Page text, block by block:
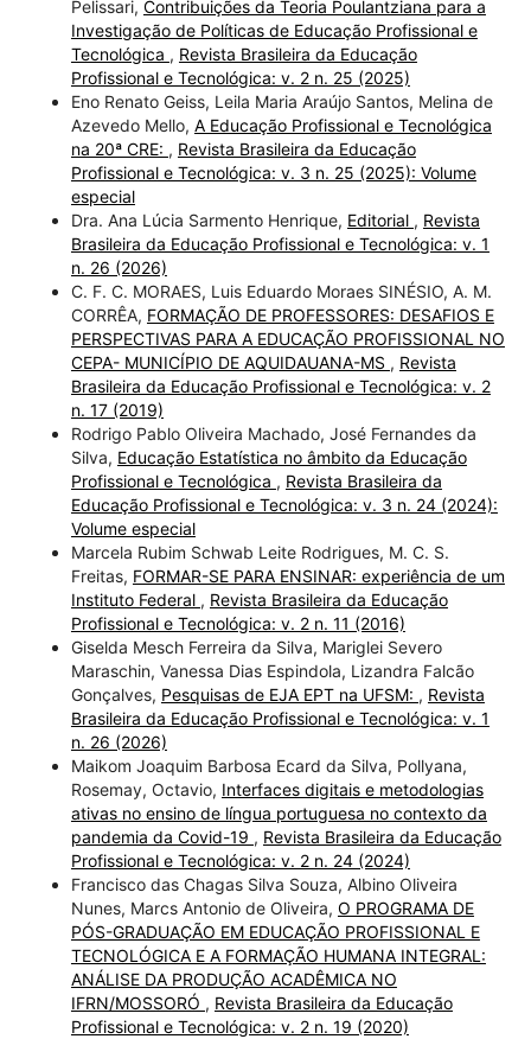
Pelissari, Contribuições da Teoria Poulantziana para a
Investigação de Políticas de Educação Profissional e
Tecnológica , Revista Brasileira da Educação
Profissional e Tecnológica: v. 2 n. 25 (2025)
Eno Renato Geiss, Leila Maria Araújo Santos, Melina de
Azevedo Mello, A Educação Profissional e Tecnológica
na 20ª CRE: , Revista Brasileira da Educação
Profissional e Tecnológica: v. 3 n. 25 (2025): Volume
especial
Dra. Ana Lúcia Sarmento Henrique, Editorial , Revista
Brasileira da Educação Profissional e Tecnológica: v. 1
n. 26 (2026)
C. F. C. MORAES, Luis Eduardo Moraes SINÉSIO, A. M.
CORRÊA, FORMAÇÃO DE PROFESSORES: DESAFIOS E
PERSPECTIVAS PARA A EDUCAÇÃO PROFISSIONAL NO
CEPA- MUNICÍPIO DE AQUIDAUANA-MS , Revista
Brasileira da Educação Profissional e Tecnológica: v. 2
n. 17 (2019)
Rodrigo Pablo Oliveira Machado, José Fernandes da
Silva, Educação Estatística no âmbito da Educação
Profissional e Tecnológica , Revista Brasileira da
Educação Profissional e Tecnológica: v. 3 n. 24 (2024):
Volume especial
Marcela Rubim Schwab Leite Rodrigues, M. C. S.
Freitas, FORMAR-SE PARA ENSINAR: experiência de um
Instituto Federal , Revista Brasileira da Educação
Profissional e Tecnológica: v. 2 n. 11 (2016)
Giselda Mesch Ferreira da Silva, Mariglei Severo
Maraschin, Vanessa Dias Espindola, Lizandra Falcão
Gonçalves, Pesquisas de EJA EPT na UFSM: , Revista
Brasileira da Educação Profissional e Tecnológica: v. 1
n. 26 (2026)
Maikom Joaquim Barbosa Ecard da Silva, Pollyana,
Rosemay, Octavio, Interfaces digitais e metodologias
ativas no ensino de língua portuguesa no contexto da
pandemia da Covid-19 , Revista Brasileira da Educação
Profissional e Tecnológica: v. 2 n. 24 (2024)
Francisco das Chagas Silva Souza, Albino Oliveira
Nunes, Marcs Antonio de Oliveira, O PROGRAMA DE
PÓS-GRADUAÇÃO EM EDUCAÇÃO PROFISSIONAL E
TECNOLÓGICA E A FORMAÇÃO HUMANA INTEGRAL:
ANÁLISE DA PRODUÇÃO ACADÊMICA NO
IFRN/MOSSORÓ , Revista Brasileira da Educação
Profissional e Tecnológica: v. 2 n. 19 (2020)